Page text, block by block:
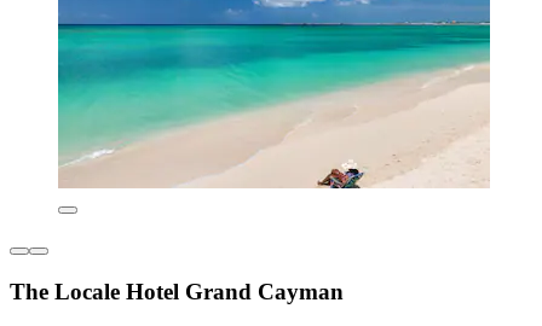
The Locale Hotel Grand Cayman